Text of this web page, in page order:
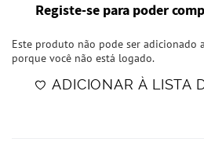
Registe-se para poder
Este produto não pode ser adicionado
porque você não está logado.
ADICIONAR À LISTA